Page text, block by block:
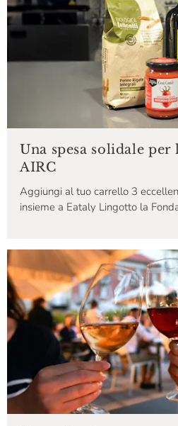
Una spesa solidale per
AIRC
Aggiungi al tuo carrello 3
insieme a Eataly Lingotto la